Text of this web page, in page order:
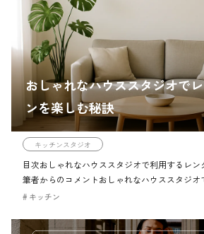
おしゃれなハウススタジオで
ンを楽しむ秘訣
キッチンスタジオ
目次おしゃれなハウススタジオで利用するレ
筆者からのコメントおしゃれなハウススタジオ
ンのメリットチェックポイントおしゃれなハウ
キッチン